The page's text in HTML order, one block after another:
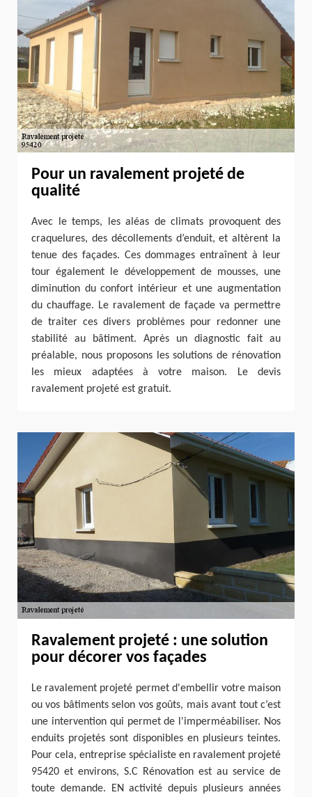
Pour un ravalement projeté de
qualité
Avec le temps, les aléas de climats provoquent des
craquelures, des décollements d’enduit, et altèrent la
tenue des façades. Ces dommages entraînent à leur
tour également le développement de mousses, une
diminution du confort intérieur et une augmentation
du chauffage. Le ravalement de façade va permettre
de traiter ces divers problèmes pour redonner une
stabilité au bâtiment. Après un diagnostic fait au
préalable, nous proposons les solutions de rénovation
les mieux adaptées à votre maison. Le devis
ravalement projeté est gratuit.
Ravalement projeté : une solution
pour décorer vos façades
Le ravalement projeté permet d'embellir votre maison
ou vos bâtiments selon vos goûts, mais avant tout c’est
une intervention qui permet de l'imperméabiliser. Nos
enduits projetés sont disponibles en plusieurs teintes.
Pour cela, entreprise spécialiste en ravalement projeté
95420 et environs, S.C Rénovation est au service de
toute demande. EN activité depuis plusieurs années